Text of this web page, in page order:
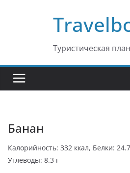
Туристическая
Банан
Калорийность: 332 ккал, Белки:
Углеводы: 8.3 г